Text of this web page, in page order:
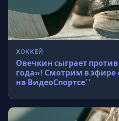
ХОККЕЙ
Овечкин сыграет
года»! Смотрим в эфире
на ВидеоСпортсе’’